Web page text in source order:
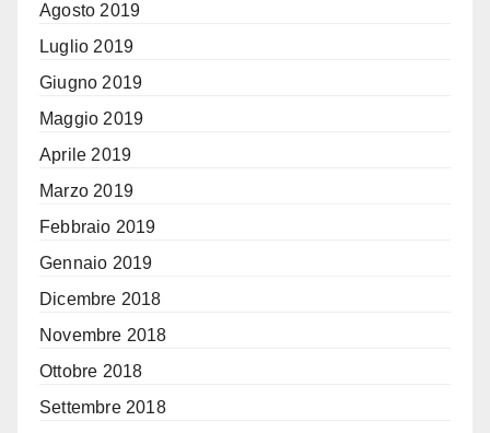
Agosto 2019
Luglio 2019
Giugno 2019
Maggio 2019
Aprile 2019
Marzo 2019
Febbraio 2019
Gennaio 2019
Dicembre 2018
Novembre 2018
Ottobre 2018
Settembre 2018